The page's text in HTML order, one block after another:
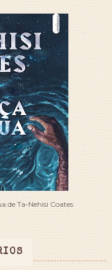
de Ta-Nehisi Coates